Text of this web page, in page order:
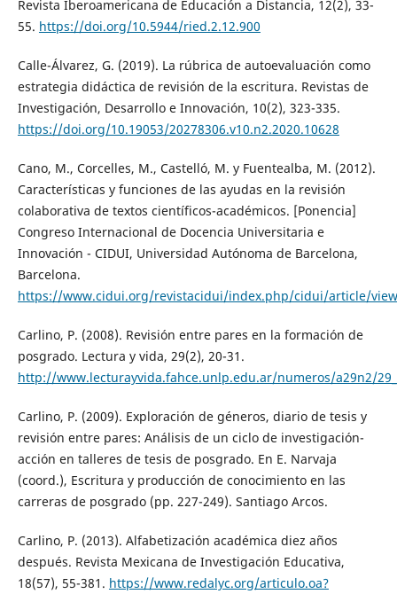
Revista Iberoamericana de Educación a Distancia, 12(2), 33-
55. https://doi.org/10.5944/ried.2.12.900
Calle-Álvarez, G. (2019). La rúbrica de autoevaluación como
estrategia didáctica de revisión de la escritura. Revistas de
Investigación, Desarrollo e Innovación, 10(2), 323-335.
https://doi.org/10.19053/20278306.v10.n2.2020.10628
Cano, M., Corcelles, M., Castelló, M. y Fuentealba, M. (2012).
Características y funciones de las ayudas en la revisión
colaborativa de textos científicos-académicos. [Ponencia]
Congreso Internacional de Docencia Universitaria e
Innovación - CIDUI, Universidad Autónoma de Barcelona,
Barcelona.
https://www.cidui.org/revistacidui/index.php/cidui/article/
Carlino, P. (2008). Revisión entre pares en la formación de
posgrado. Lectura y vida, 29(2), 20-31.
http://www.lecturayvida.fahce.unlp.edu.ar/numeros/a29n2/
Carlino, P. (2009). Exploración de géneros, diario de tesis y
revisión entre pares: Análisis de un ciclo de investigación-
acción en talleres de tesis de posgrado. En E. Narvaja
(coord.), Escritura y producción de conocimiento en las
carreras de posgrado (pp. 227-249). Santiago Arcos.
Carlino, P. (2013). Alfabetización académica diez años
después. Revista Mexicana de Investigación Educativa,
18(57), 55-381. https://www.redalyc.org/articulo.oa?